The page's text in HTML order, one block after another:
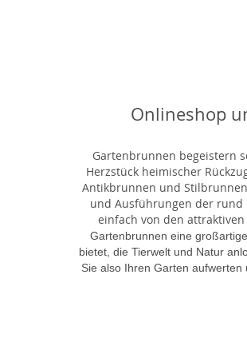
Onlineshop
Gartenbrunnen begeistern
Herzstück heimischer
Antikbrunnen und
und Ausführungen der rund
einfach von den
Gartenbrunnen eine
bietet, die Tierwelt und Natur
Sie also Ihren Garten